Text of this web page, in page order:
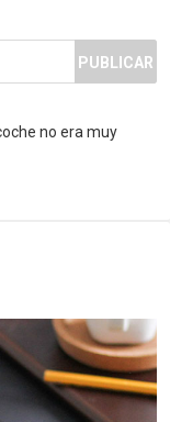
PUBLICAR
no era muy